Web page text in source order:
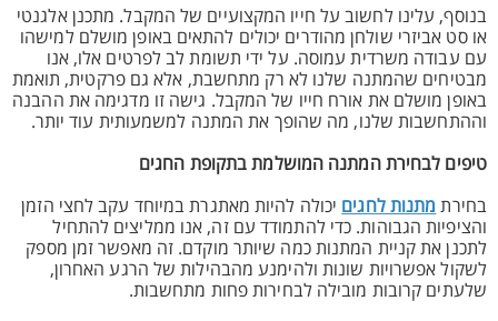
בנוסף, עלינו לחשוב על חייו המקצועיים של המקבל. מתכנן אלגנטי
או סט אביזרי שולחן מהודרים יכולים להתאים באופן מושלם למישהו
עם עבודה משרדית עמוסה. על ידי תשומת לב לפרטים אלו, אנו
מבטיחים שהמתנה שלנו לא רק מתחשבת, אלא גם פרקטית, תואמת
באופן מושלם את אורח חייו של המקבל. גישה זו מדגימה את ההבנה
וההתחשבות שלנו, מה שהופך את המתנה למשמעותית עוד יותר.
טיפים לבחירת המתנה המושלמת בתקופת החגים
בחירת מתנות לחגים יכולה להיות מאתגרת במיוחד עקב לחצי הזמן
והציפיות הגבוהות. כדי להתמודד עם זה, אנו ממליצים להתחיל
לתכנן את קניית המתנות כמה שיותר מוקדם. זה מאפשר זמן מספק
לשקול אפשרויות שונות ולהימנע מהבהילות של הרגע האחרון,
שלעתים קרובות מובילה לבחירות פחות מתחשבות.